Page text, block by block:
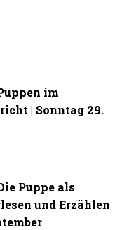
im
| Sonntag 29.
Puppe als
und Erzählen